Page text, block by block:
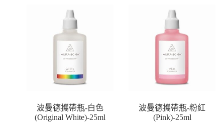
波曼德攜帶瓶-白色
(Original White)-25ml
波曼德攜帶瓶-粉紅
(Pink)-25ml